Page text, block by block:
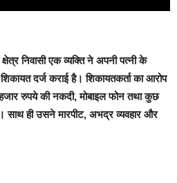
निवासी एक व्यक्ति ने अपनी पत्नी के
दर्ज कराई है। शिकायतकर्ता का आरोप
रुपये की नकदी, मोबाइल फोन तथा कुछ
साथ ही उसने मारपीट, अभद्र व्यवहार और